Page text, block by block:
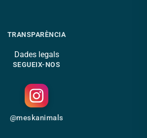
TRANSPARÈNCIA
Dades legals
SEGUEIX-NOS
@meskanimals